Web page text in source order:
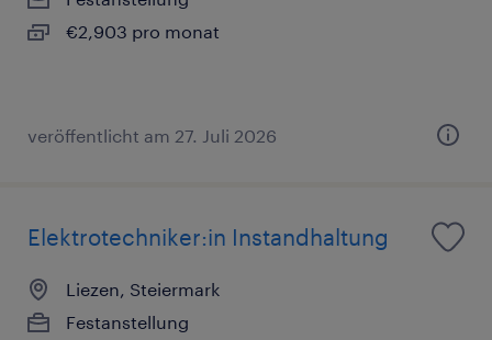
€2,903 pro monat
veröffentlicht am 27. Juli 2026
Elektrotechniker:in Instandhaltung
Liezen, Steiermark
Festanstellung